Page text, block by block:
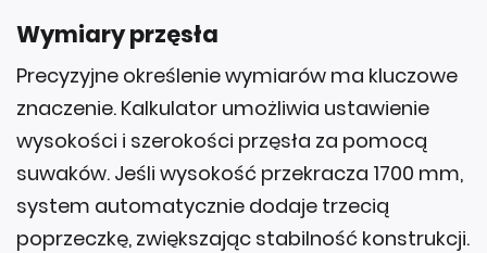
Wymiary przęsła
Precyzyjne określenie wymiarów ma kluczowe
znaczenie. Kalkulator umożliwia ustawienie
wysokości i szerokości przęsła za pomocą
suwaków. Jeśli wysokość przekracza 1700 mm,
system automatycznie dodaje trzecią
poprzeczkę, zwiększając stabilność konstrukcji.